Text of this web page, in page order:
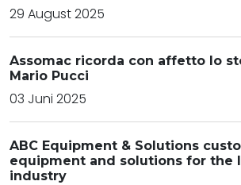
29 August 2025
Assomac ricorda con affetto lo
Mario Pucci
03 Juni 2025
ABC Equipment & Solutions
equipment and solutions for the
industry